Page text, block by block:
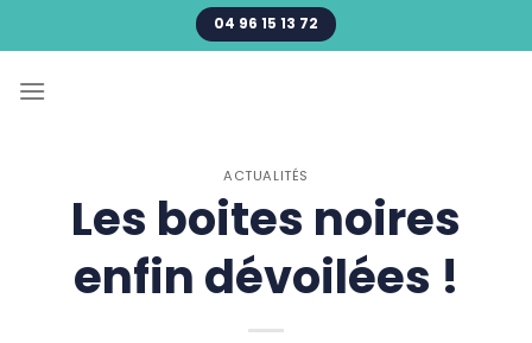
au
04 96 15 13 72
ACTUALITÉS
Les boites noires
enfin dévoilées !